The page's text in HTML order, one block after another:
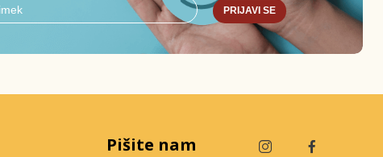
PRIJAVI SE
Pišite nam